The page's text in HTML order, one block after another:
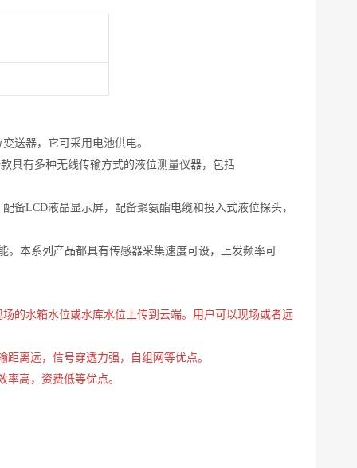
送器，它可采用电池供电。
具有多种无线传输方式的液位测量仪器，包括
配备LCD液晶显示屏，配备聚氨酯电缆和投入式液位探头，
本系列产品都具有传感器采集速度可设，上发频率可
场的水箱水位或水库水位上传到云端。用户可以现场或者远
距离远，信号穿透力强，自组网等优点。
率高，资费低等优点。